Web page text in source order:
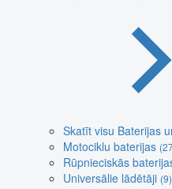
Skatīt visu Baterijas
Motociklu baterijas
Rūpnieciskās
Universālie lādētāji (9)